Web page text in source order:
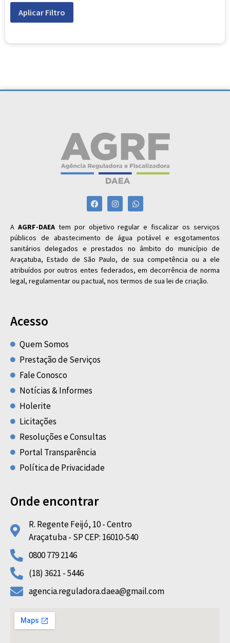
Aplicar Filtro
A AGRF-DAEAtem por objetivo regular e fiscalizar os serviços
públicos de abastecimento de água potável e esgotamentos
sanitários delegados e prestados no âmbito do município de
Araçatuba, Estado de São Paulo, de sua competência ou a ele
atribuídos por outros entes federados, em decorrência de norma
legal, regulamentar ou pactual, nos termos de sua lei de criação.
Acesso
Quem Somos
Prestação de Serviços
Fale Conosco
Notícias & Informes
Holerite
Licitações
Resoluções e Consultas
Portal Transparência
Política de Privacidade
Onde encontrar
R. Regente Feijó, 10 - Centro
Araçatuba - SP CEP: 16010-540
0800 779 2146
(18) 3621 - 5446
agencia.reguladora.daea@gmail.com